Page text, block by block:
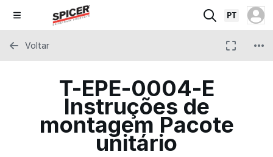
PT
T-EPE-0004-E
Instruções de
montagem Pacote
unitário
Voltar